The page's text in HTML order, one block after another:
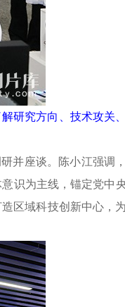
研究方向、技术攻关
并座谈。陈小江强调
识为主线，锚定党中
区域科技创新中心，